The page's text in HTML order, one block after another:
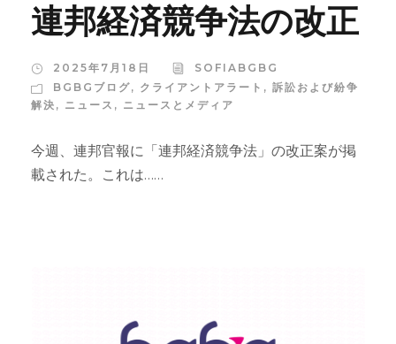
連邦経済競争法の改正
2025年7月18日
SOFIABGBG
BGBGブログ, クライアントアラート , 訴訟および紛争
解決 , ニュース , ニュースとメディア
今週、連邦官報に「連邦経済競争法」の改正案が掲
載された。これは……